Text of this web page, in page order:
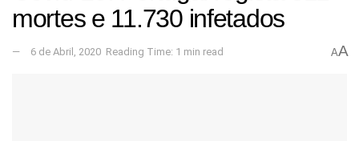
mortes e 11.730 infetados
6 de Abril, 2020 Reading Time: 1 min read AA